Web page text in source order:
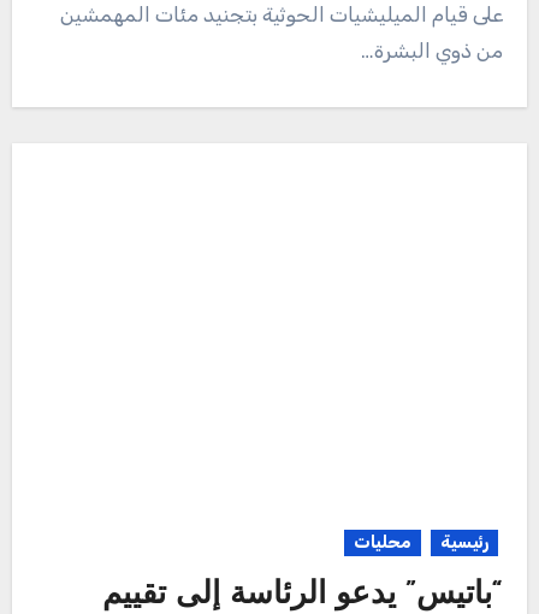
على قيام الميليشيات الحوثية بتجنيد مئات المهمشين
من ذوي البشرة…
رئيسية محليات
“باتيس” يدعو الرئاسة إلى تقييم